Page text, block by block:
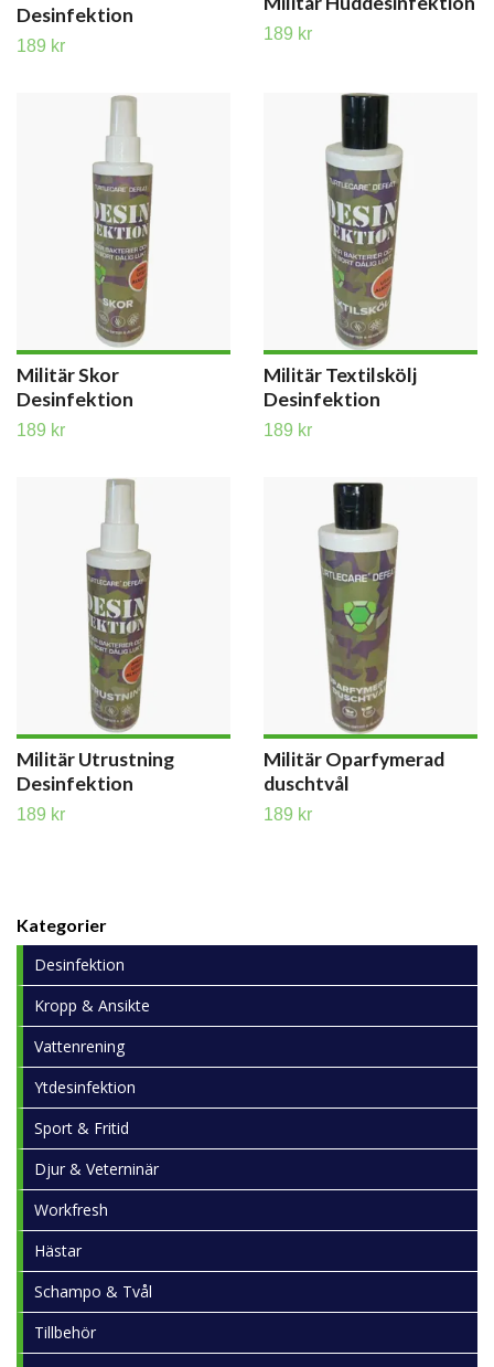
Kategorier
Desinfektion
Kropp & Ansikte
Vattenrening
Ytdesinfektion
Sport & Fritid
Djur & Veterninär
Workfresh
Hästar
Schampo & Tvål
Tillbehör
Desinfektion
189 kr
189 kr
Militär Skor
Desinfektion
189 kr
Militär Textilskölj
Desinfektion
189 kr
Militär Utrustning
Desinfektion
189 kr
Militär Oparfymerad
duschtvål
189 kr